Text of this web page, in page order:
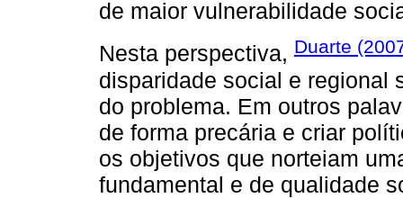
de maior vulnerabilidade
Nesta perspectiva, Duarte
disparidade social e regional
do problema. Em outros
de forma precária e criar
os objetivos que norteiam
fundamental e de qualidade